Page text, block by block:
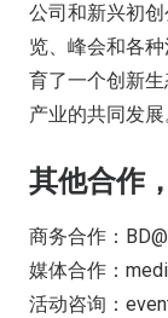
公司和新兴初
览、峰会和各
育了一个创新
产业的共同发展
其他合作
商务合作：
媒体合作：
活动咨询：